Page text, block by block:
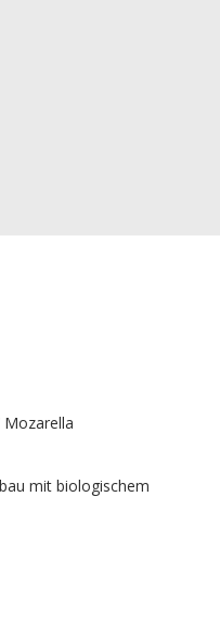
biologischem